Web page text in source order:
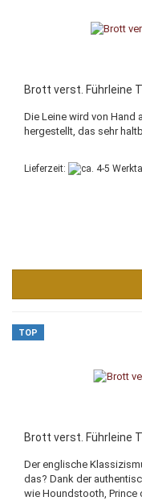
Brott verst. Führleine
Die Leine wird von Hand
hergestellt, das sehr
Lieferzeit:
TOP
Brott verst. Führleine
Der englische
das? Dank der
wie Houndstooth, Prince